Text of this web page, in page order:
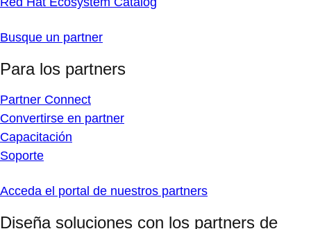
Hat® Ecosystem Catalog.
Me gustaría:
Prueba gratis
Adquiere una suscripción de aprendizaje
Comuníquese con la oficina de ventas
Comuníquese con el servicio al cliente